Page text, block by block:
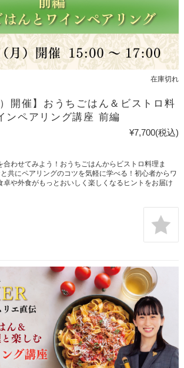
在庫切れ
開催】おうちごはん＆ビストロ料
ンペアリング講座 前編
¥7,700(税込)
合わせてみよう！おうちごはんからビストロ料理ま
共にペアリングのコツを気軽に学べる！初心者からワ
卓や外食がもっとおいしく楽しくなるヒントをお届け